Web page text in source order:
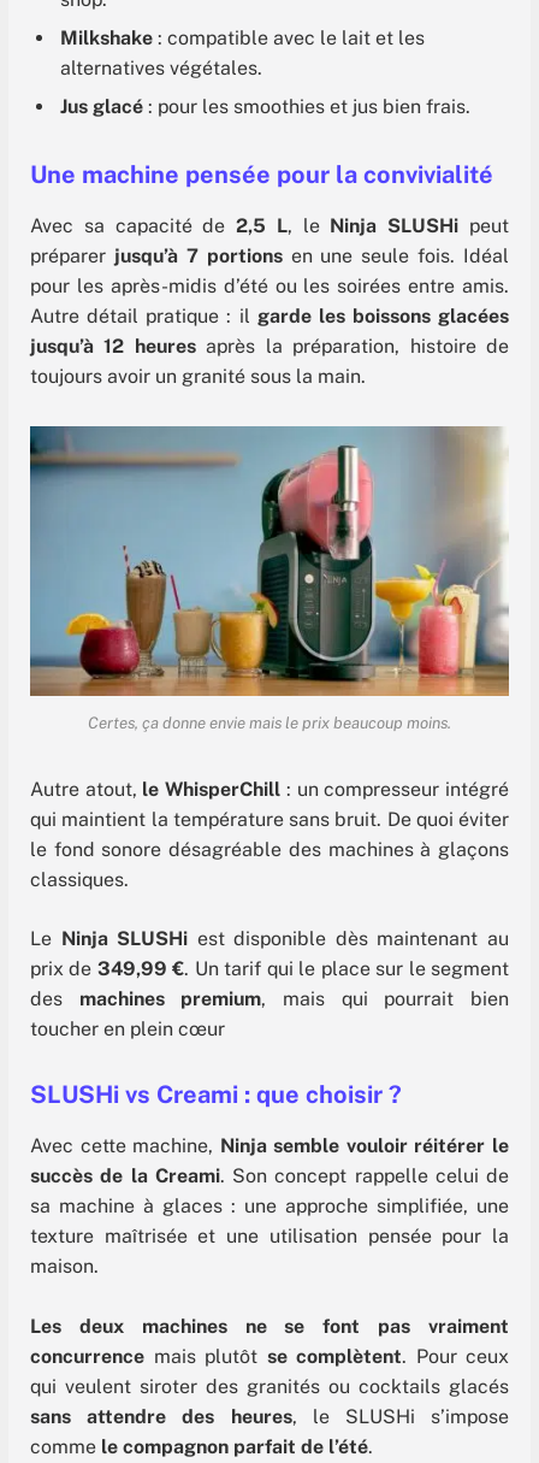
Milkshake : compatible avec le lait et les
alternatives végétales.
Jus glacé : pour les smoothies et jus bien frais.
Une machine pensée pour la convivialité
Avec sa capacité de2,5 L, le Ninja SLUSHi peut
préparer jusqu’à 7 portionsen une seule fois. Idéal
pour les après-midis d’été ou les soirées entre amis.
Autre détail pratique : il garde les boissons glacées
jusqu’à 12 heuresaprès la préparation, histoire de
toujours avoir un granité sous la main.
Certes, ça donne envie mais le prix beaucoup moins.
Autre atout, le WhisperChill : un compresseur intégré
qui maintient la température sans bruit. De quoi éviter
le fond sonore désagréable des machines à glaçons
classiques.
Le Ninja SLUSHi est disponible dès maintenant au
prix de 349,99 €. Un tarif qui le place sur le segment
des machines premium, mais qui pourrait bien
toucher en plein cœur
SLUSHi vs Creami : que choisir ?
Avec cette machine, Ninja semble vouloir réitérer le
succès de la Creami. Son concept rappelle celui de
sa machine à glaces : une approche simplifiée, une
texture maîtrisée et une utilisation pensée pour la
maison.
Les deux machines ne se font pas vraiment
concurrence mais plutôt se complètent. Pour ceux
qui veulent siroter des granités ou cocktails glacés
sans attendre des heures, le SLUSHi s’impose
comme le compagnon parfait de l’été.